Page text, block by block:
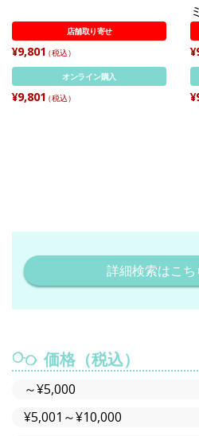
店舗取り寄せ
¥9,801 （税込）
オンライン購入
¥9,801 （税込）
詳細検索はこち
価格（税込）
～¥5,000
¥5,001～¥10,000